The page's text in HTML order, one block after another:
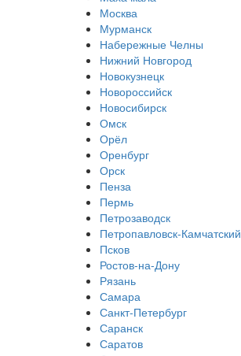
Москва
Мурманск
Набережные Челны
Нижний Новгород
Новокузнецк
Новороссийск
Новосибирск
Омск
Орёл
Оренбург
Орск
Пенза
Пермь
Петрозаводск
Петропавловск-Камчатский
Псков
Ростов-на-Дону
Рязань
Самара
Санкт-Петербург
Саранск
Саратов